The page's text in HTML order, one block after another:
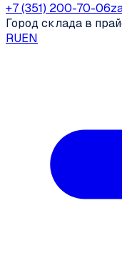
+7 (351) 200-70-06
Город склада в
RUEN